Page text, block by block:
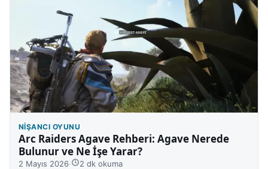
NIŞANCI OYUNU
Arc Raiders Agave Rehberi: Agave Nerede
Bulunur ve Ne İşe Yarar?
2 Mayıs 2026· 2 dk okuma